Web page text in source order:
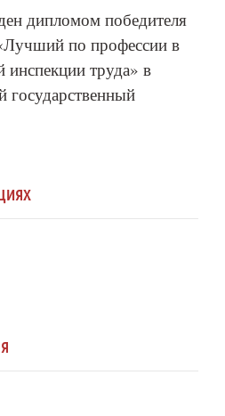
дипломом победителя
по профессии в
инспекции труда» в